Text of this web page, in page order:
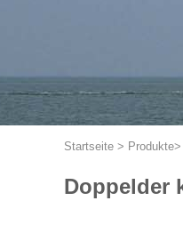
Startseite > Produkte>
Doppelder